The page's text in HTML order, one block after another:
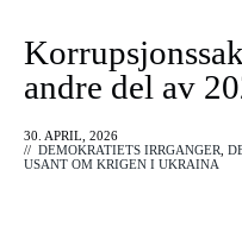
andre del av
30. APRIL, 2026
// DEMOKRATIETS IRRGANGER
USANT OM KRIGEN I UKRAINA